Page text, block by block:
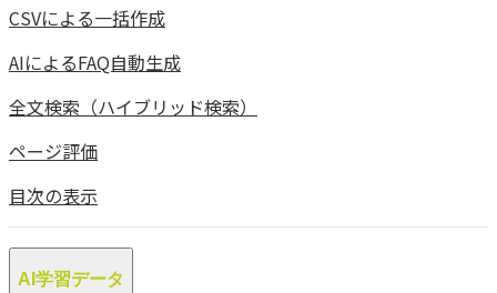
CSVによる一括作成
AIによるFAQ自動生成
全文検索（ハイブリッド検索）
ページ評価
目次の表示
AI学習データ